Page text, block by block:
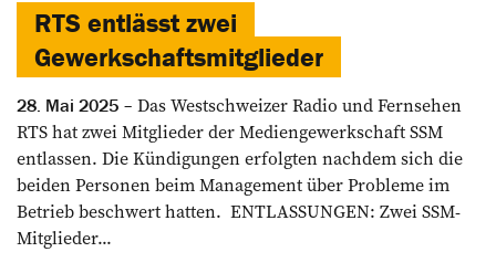
RTS entlässt zwei
Gewerkschaftsmitglieder
28. Mai 2025
Das Westschweizer Radio und Fernsehen
RTS hat zwei Mitglieder der Mediengewerkschaft SSM
entlassen. Die Kündigungen erfolgten nachdem sich die
beiden Personen beim Management über Probleme im
Betrieb beschwert hatten. ENTLASSUNGEN: Zwei SSM-
Mitglieder...